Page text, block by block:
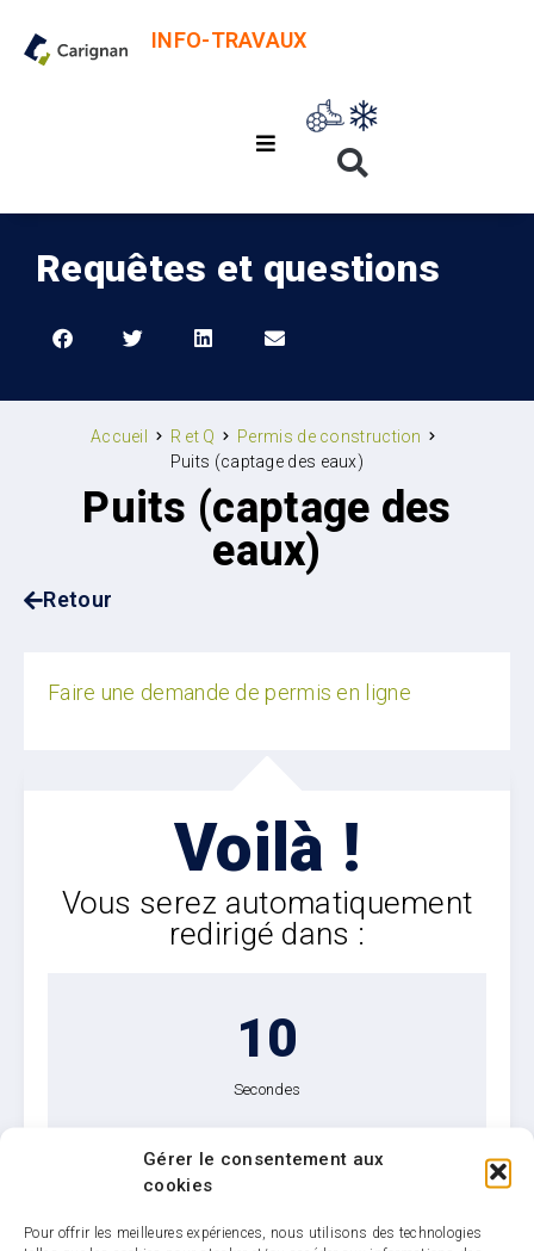
Gérer le consentement aux
cookies
Pour offrir les meilleures expériences, nous utilisons des technologies
INFO-TRAVAUX
Requêtes et questions
Accueil R et Q
Permis de construction
Puits (captage des eaux)
Puits (captage des
eaux)
Retour
Faire une demande de permis en ligne
Voilà !
Vous serez automatiquement
redirigé dans :
10
Secondes